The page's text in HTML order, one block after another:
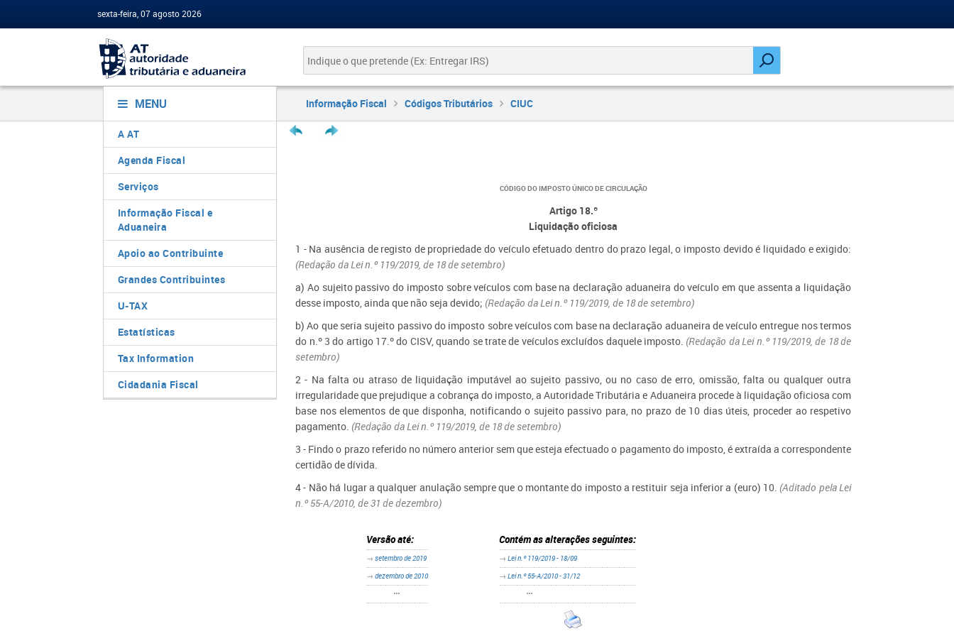
sexta-feira, 07 agosto 2026
MENU
A AT
Agenda Fiscal
Serviços
Informação Fiscal e
Aduaneira
Apoio ao Contribuinte
Grandes Contribuintes
U-TAX
Estatísticas
Tax Information
Cidadania Fiscal
Informação Fiscal Códigos Tributários CIUC
CÓDIGO DO IMPOSTO ÚNICO DE CIRCULAÇÃO
Artigo 18.º
Liquidação oficiosa
1 - Na ausência de registo de propriedade do veículo efetuado dentro do prazo legal, o imposto devido é liquidado e exigido:
(Redação da Lei n.º 119/2019, de 18 de setembro)
a) Ao sujeito passivo do imposto sobre veículos com base na declaração aduaneira do veículo em que assenta a liquidação
desse imposto, ainda que não seja devido; (Redação da Lei n.º 119/2019, de 18 de setembro)
b) Ao que seria sujeito passivo do imposto sobre veículos com base na declaração aduaneira de veículo entregue nos termos
do n.º 3 do artigo 17.º do CISV, quando se trate de veículos excluídos daquele imposto. (Redação da Lei n.º 119/2019, de 18 de
setembro)
2 - Na falta ou atraso de liquidação imputável ao sujeito passivo, ou no caso de erro, omissão, falta ou qualquer outra
irregularidade que prejudique a cobrança do imposto, a Autoridade Tributária e Aduaneira procede à liquidação oficiosa com
base nos elementos de que disponha, notificando o sujeito passivo para, no prazo de 10 dias úteis, proceder ao respetivo
pagamento. (Redação da Lei n.º 119/2019, de 18 de setembro)
3 - Findo o prazo referido no número anterior sem que esteja efectuado o pagamento do imposto, é extraída a correspondente
certidão de dívida.
4 - Não há lugar a qualquer anulação sempre que o montante do imposto a restituir seja inferior a (euro) 10. (Aditado pela Lei
n.º 55-A/2010, de 31 de dezembro)
Versão até:
→ setembro de 2019
→ dezembro de 2010
•••
Contém as alterações seguintes:
→ Lei n.º 119/2019 - 18/09
→ Lei n.º 55-A/2010 - 31/12
•••